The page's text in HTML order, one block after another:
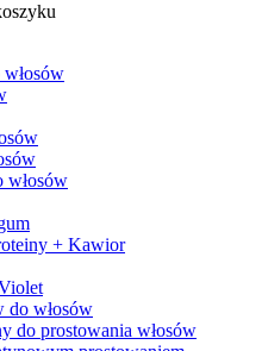
włosów
+ Kawior
do włosów
do prostowania włosów